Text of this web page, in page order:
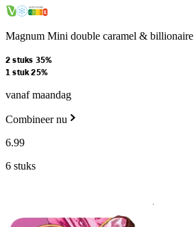
Magnum Mini double caramel & billionaire
2 stuks 35%
1 stuk 25%
vanaf maandag
Combineer nu
6.99
6 stuks